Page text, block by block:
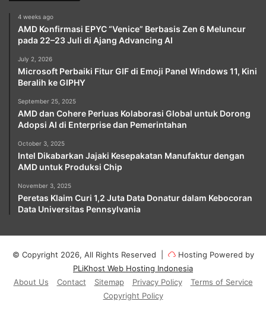
4 weeks ago
AMD Konfirmasi EPYC “Venice” Berbasis Zen 6 Meluncur
pada 22–23 Juli di Ajang Advancing AI
July 2, 2026
Microsoft Perbaiki Fitur GIF di Emoji Panel Windows 11, Kini
Beralih ke GIPHY
September 25, 2025
AMD dan Cohere Perluas Kolaborasi Global untuk Dorong
Adopsi AI di Enterprise dan Pemerintahan
October 3, 2025
Intel Dikabarkan Jajaki Kesepakatan Manufaktur dengan
AMD untuk Produksi Chip
November 3, 2025
Peretas Klaim Curi 1,2 Juta Data Donatur dalam Kebocoran
Data Universitas Pennsylvania
© Copyright 2026, All Rights Reserved |
Hosting Powered by
PLiKhost Web Hosting Indonesia
About Us
Contact Sitemap Privacy Policy
Terms of Service
Copyright Policy